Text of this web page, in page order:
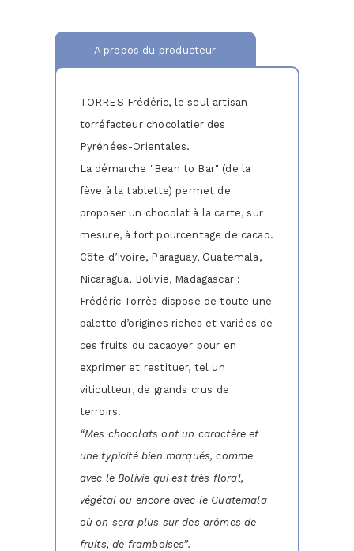
A propos du producteur
TORRES Frédéric, le seul artisan
torréfacteur chocolatier des
Pyrénées-Orientales.
La démarche "Bean to Bar" (de la
fève à la tablette) permet de
proposer un chocolat à la carte, sur
mesure, à fort pourcentage de cacao.
Côte d’Ivoire, Paraguay, Guatemala,
Nicaragua, Bolivie, Madagascar :
Frédéric Torrès dispose de toute une
palette d’origines riches et variées de
ces fruits du cacaoyer pour en
exprimer et restituer, tel un
viticulteur, de grands crus de
terroirs.
“Mes chocolats ont un caractère et
une typicité bien marqués, comme
avec le Bolivie qui est très floral,
végétal ou encore avec le Guatemala
où on sera plus sur des arômes de
fruits, de framboises”.